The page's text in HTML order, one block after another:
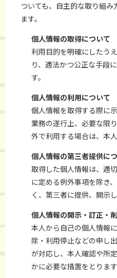
ついても、自主的な取り組
ます。
個人情報の取得について
利用目的を明確にしたう
り、適法かつ公正な手段
す。
個人情報の利用について
個人情報を取得する際に
業務の遂行上、必要な限
外で利用する場合は、本
個人情報の第三者提供に
取得した個人情報は、適
に定める例外事項を除き
く、第三者に提供、開示し
個人情報の開示・訂正・
本人から自己の個人情報
除・利用停止などの申し
が対応し、本人確認や所
かに必要な措置をとります